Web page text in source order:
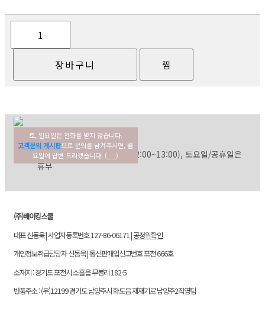
토, 일요일은 전화를 받지 않습니다.
고객문의 게시판으로 문의를 남겨주시면, 월
요일에 답변 드리겠습니다. (_ _)
고객센터 02-354-3022
평일: 09:30~17:30 (점심: 12:00~13:00), 토요일/공휴일은
휴무
(주)베이킹스쿨
대표 신동욱 | 사업자등록번호 127-86-06171 |공정위확인
개인정보취급담당자 신동욱 | 통신판매업신고번호 포천 666호
소재지 : 경기도 포천시 소흘읍 무봉리 182-5
반품주소 : (우)12199 경기도 남양주시 화도읍 재재기로 남양주2직영팀